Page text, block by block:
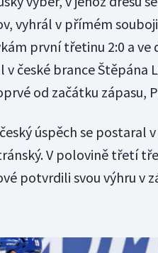
vyhrál v přímém
první třetinu 2:0 a ve
v české brance Štěpána
od začátku zápasu,
úspěch se postaral
V polovině třetí
potvrdili svou výhru v